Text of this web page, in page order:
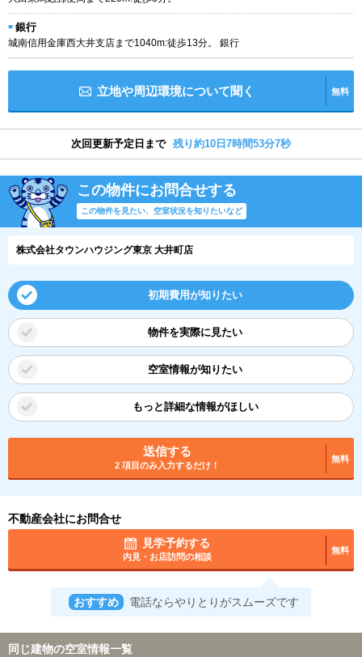
銀行
城南信用金庫西大井支店まで1040m:徒歩13分。 銀行
立地や周辺環境について聞く 無料
次回更新予定日まで 残り約10日7時間53分6秒
この物件にお問合せする
この物件を見たい、空室状況を知りたいなど
株式会社タウンハウジング東京 大井町店
初期費用が知りたい
物件を実際に見たい
空室情報が知りたい
もっと詳細な情報がほしい
送信する
2 項目のみ入力するだけ！
無料
不動産会社にお問合せ
見学予約する
内見・お店訪問の相談
無料
おすすめ 電話ならやりとりがスムーズです
同じ建物の空室情報一覧